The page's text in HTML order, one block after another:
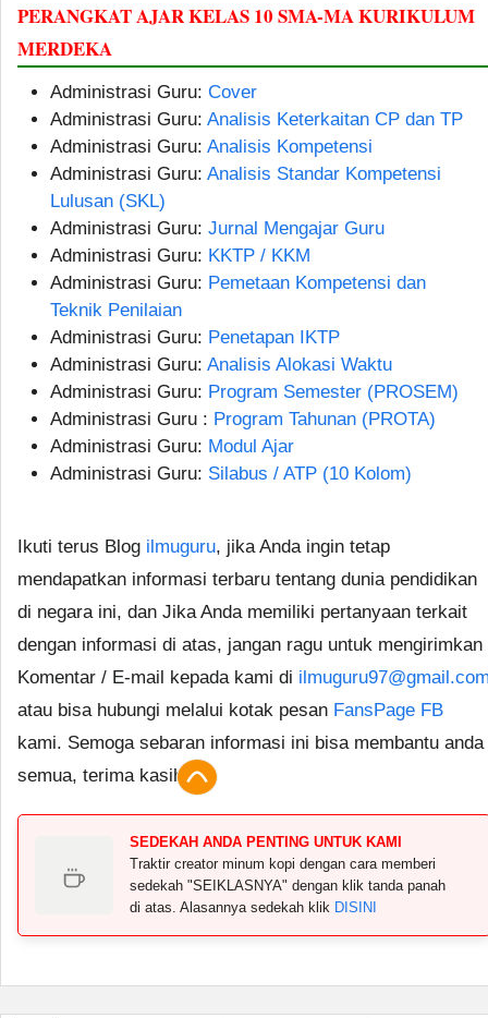
PERANGKAT AJAR KELAS 10 SMA-MA KURIKULUM
MERDEKA
Administrasi Guru: Cover
Administrasi Guru: Analisis Keterkaitan CP dan TP
Administrasi Guru: Analisis Kompetensi
Administrasi Guru: Analisis Standar Kompetensi
Lulusan (SKL)
Administrasi Guru: Jurnal Mengajar Guru
Administrasi Guru: KKTP / KKM
Administrasi Guru: Pemetaan Kompetensi dan
Teknik Penilaian
Administrasi Guru: Penetapan IKTP
Administrasi Guru: Analisis Alokasi Waktu
Administrasi Guru: Program Semester (PROSEM)
Administrasi Guru : Program Tahunan (PROTA)
Administrasi Guru: Modul Ajar
Administrasi Guru: Silabus / ATP (10 Kolom)
Ikuti terus Blog ilmuguru, jika Anda ingin tetap
mendapatkan informasi terbaru tentang dunia pendidikan
di negara ini, dan Jika Anda memiliki pertanyaan terkait
dengan informasi di atas, jangan ragu untuk mengirimkan
Komentar / E-mail kepada kami di
atau bisa hubungi melalui kotak pesan FansPage FB
kami. Semoga sebaran informasi ini bisa membantu anda
semua, terima kasih.
SEDEKAH ANDA PENTING UNTUK KAMI
Traktir creator minum kopi dengan cara memberi
sedekah "SEIKLASNYA" dengan klik tanda panah
di atas. Alasannya sedekah klik DISINI